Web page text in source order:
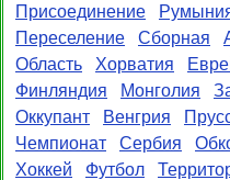
Присоединение
Переселение
Сборная
Область
Хорватия
Финляндия
Монголия
Оккупант
Венгрия
Чемпионат
Сербия
Хоккей
Футбол